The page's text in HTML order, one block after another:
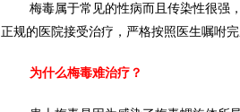
梅毒属于常见的性病而且传染性很强
正规的医院接受治疗，严格按照医生嘱咐
为什么梅毒难治疗？